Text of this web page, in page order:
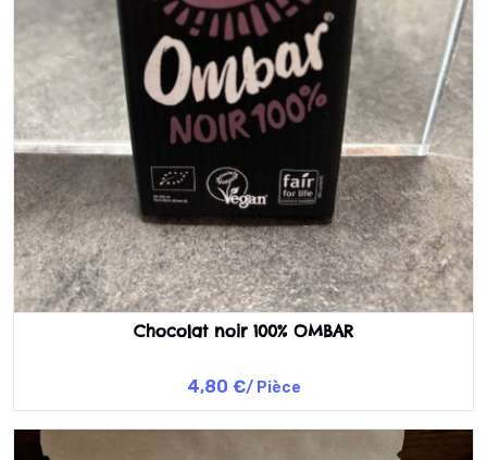
Chocolat noir 100% OMBAR
4,80 €/ Pièce